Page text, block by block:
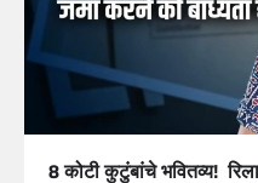
8 कोटी कुटुंबांचे भवितव्य!